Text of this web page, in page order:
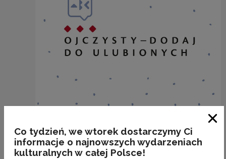
BAKALIE
Co tydzień, we wtorek dostarczymy Ci
informacje o najnowszych wydarzeniach
kulturalnych w całej Polsce!